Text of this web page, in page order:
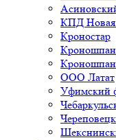
КПД Новая
Кроностар
Кроношпан
Кроношпан
ООО Латат
Уфимский